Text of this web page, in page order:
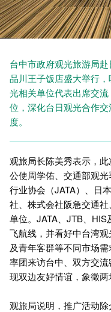
台中市政府观光旅游局
品川王子饭店盛大举行
光相关单位代表出席交
位，深化台日观光合作
度。
观旅局长陈美秀表示，
公使周学佑、交通部观
行业协会（JATA）、日
社、株式会社阪急交通
单位。JATA、JTB、
飞航线，并看好中台湾
及青年客群等不同市场
率团来访台中、双方交
现双边友好情谊，象徵两
观旅局说明，推广活动